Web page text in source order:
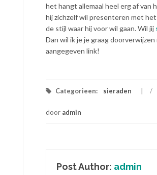
het hangt allemaal heel erg af van
hij zichzelf wil presenteren met
de stijl waar hij voor wil gaan. Wil jij
Dan wil ik je je graag doorverwijzen
aangegeven link!
Categorieen: sieraden /
door admin
Post Author: admin